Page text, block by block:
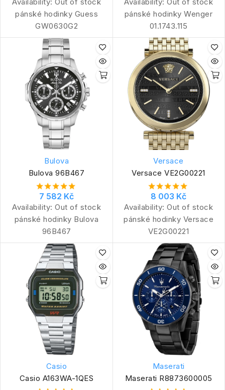
pánské hodinky Guess
GW0630G2
pánské hodinky Wenger
01.1743.115
Bulova
Bulova 96B467
7 582 Kč
Availability: Out of stock
pánské hodinky Bulova
96B467
Versace
Versace VE2G00221
8 003 Kč
Availability: Out of stock
pánské hodinky Versace
VE2G00221
Casio
Casio A163WA-1QES
Maserati
Maserati R8873600005